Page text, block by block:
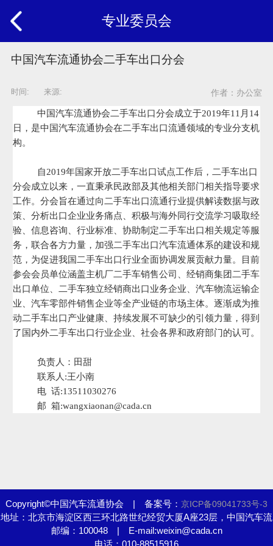
专业委员会
中国汽车流通协会二手车出口分会
时间: 来源: 作者：办公室
中国汽车流通协会二手车出口分会成立于2019年11月14
日，是中国汽车流通协会在二手车出口流通领域的专业分支机
构。
自2019年国家开放二手车出口试点工作后，二手车出口
分会成立以来，一直秉承民政部及其他相关部门相关指导要求
工作。分会旨在通过向二手车出口流通行业提供解读数据与政
策、分析出口企业业务痛点、积极与海外同行交流学习吸取经
验、信息咨询、行业标准、协助制定二手车出口相关规定等服
务，联合各方力量，加强二手车出口汽车流通体系的建设和规
范，为促进我国二手车出口行业全面协调发展贡献力量。目前
参会会员单位涵盖主机厂二手车销售公司、经销商集团二手车
出口单位、二手车独立经销商出口业务企业、汽车物流运输企
业、汽车零部件销售企业等全产业链的市场主体。逐渐成为推
动二手车出口产业健康、持续发展不可缺少的引领力量，得到
了国内外二手车出口行业企业、社会各界和政府部门的认可。
负责人：田甜
联系人:王小南
电 话:13511030276
邮 箱:wangxiaonan@cada.cn
Copyright©中国汽车流通协会 | 备案号： 京ICP备09041733号-3
地址：北京市海淀区西三环北路世纪经贸大厦A座23层，中国汽车流
通协会
邮编：100048 | E-mail:weixin@cada.cn